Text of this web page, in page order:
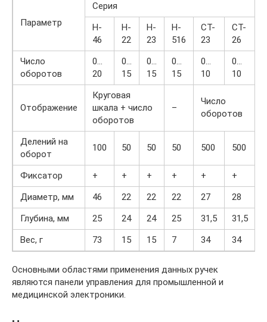
Параметр
Серия
H-
46
H-
22
H-
23
H-
516
CT-
23
CT-
26
Число
оборотов
0…
20
0…
15
0…
15
0…
15
0…
10
0…
10
Отображение
Круговая
шкала + число
оборотов
–
Число
оборотов
Делений на
оборот
100 50 50 50 500 500
Фиксатор + + + + +
+
Диаметр, мм
46 22 22 22 27
28
Глубина, мм
25 24 24 25 31,5
31,5
Вес, г
73 15 15 7 34 34
Основными областями применения данных ручек
являются панели управления для промышленной и
медицинской электроники.